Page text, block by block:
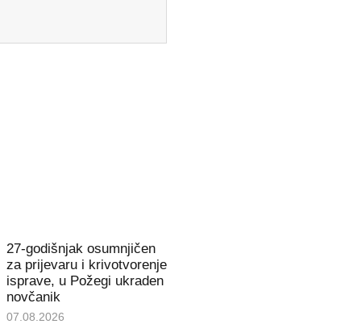
27-godišnjak osumnjičen
za prijevaru i krivotvorenje
isprave, u Požegi ukraden
novčanik
07.08.2026